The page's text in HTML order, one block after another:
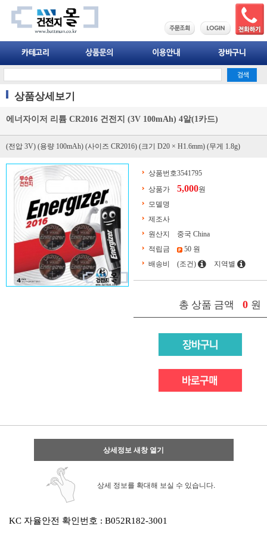
상품상세보기
에너자이저 리튬 CR2016 건전지 (3V 100mAh) 4알(1카드)
(전압 3V) (용량 100mAh) (사이즈 CR2016) (크기 D20 × H1.6mm) (무게 1.8g)
상품번호3541795
상품가
5,000원
모델명
제조사
원산지
중국 China
적립금
50 원
배송비
(조건) 지역별
총 상품 금액 0 원
상세정보 새창 열기
상세 정보를 확대해 보실 수 있습니다.
KC 자율안전 확인번호 : B052R182-3001